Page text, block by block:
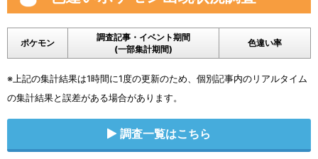
ポケモン
調査記事・イベント期間
(一部集計期間)
色違い率
※上記の集計結果は1時間に1度の更新のため、個別記事内のリアルタイム
の集計結果と誤差がある場合があります。
調査一覧はこちら